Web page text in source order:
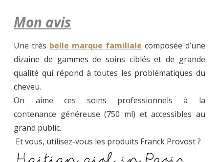
Mon avis
Une très belle marque familiale composée d’une
dizaine de gammes de soins ciblés et de grande
qualité qui répond à toutes les problématiques du
cheveu.
On aime ces soins professionnels à la
contenance généreuse (750 ml) et accessibles au
grand public.
Et vous, utilisez-vous les produits Franck Provost ?